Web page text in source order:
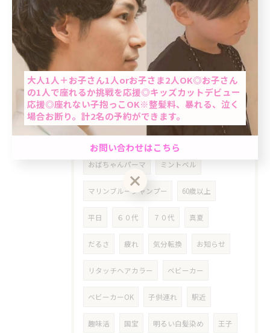
梅雨対策 梅雨 今日は何の日 ネタ
夏至 シリコン除去
ヘアアロン 猛暑
ライン LINE らいん 根本染め
女性 クーポン 明るめ白髪染め
東十条 乾燥対策 シニア 高齢者
おばちゃんパーマ ミントベル
マリンブルーシャンプー 60歳以上
平日 ６０代 ７０代 真夏
だるさ 疲れ 気分転換 お知らせ
リタッチヘアカラー ベビーカー
ベビーカーOK 子供連れ 駅近
趣味活 国宝 明るい白髪染め 王子
当日予約OK
大人1人＋お子さん1人orお子さま2人OK◎お子さん
の1人で座れるか挑戦を応援◎キッズカットデビュー
応援◎座れない子抱っこOK※整髪料、暴れる、泣く
場合お断り。計2名の予約ができます。
お問い合わせはこちら
男性限定★最短60分で完了のクイック白髪染め＆カ
ット☆「ちょっと気になる…」を気軽にケア。週末
前におすすめ◎自然で清潔感のある仕上がり☆